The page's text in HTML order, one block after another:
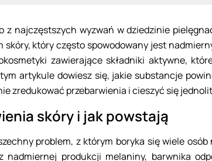
z najczęstszych wyzwań w dziedzinie
który często spowodowany jest
zawierające składniki aktywne,
artykule dowiesz się, jakie substancje
zredukować przebarwienia i cieszyć się
skóry i jak powstają
problem, z którym boryka się wiele
nadmiernej produkcji melaniny, barwnika